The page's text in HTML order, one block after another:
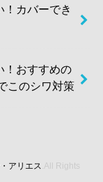
！カバーでき
！おすすめの
このシワ対策
アリエス .All Rights